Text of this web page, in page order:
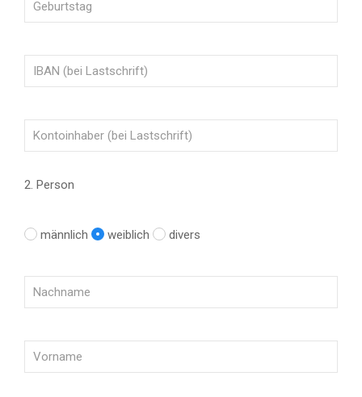
2. Person
männlich weiblich divers